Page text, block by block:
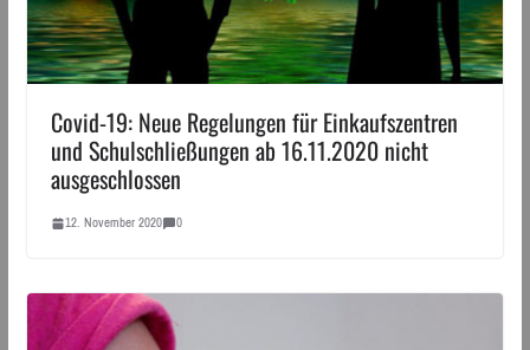
Covid-19: Neue Regelungen für Einkaufszentren
und Schulschließungen ab 16.11.2020 nicht
ausgeschlossen
12. November 2020 0